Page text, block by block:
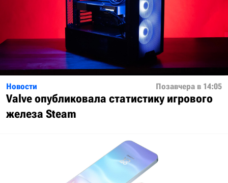
Новости Позавчера в 14:05
Valve опубликовала статистику игрового
железа Steam